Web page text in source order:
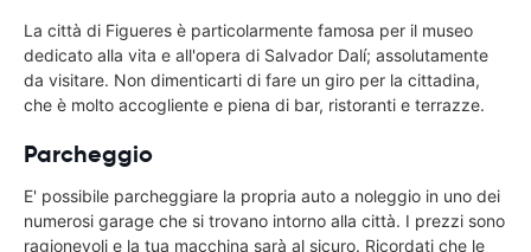
La città di Figueres è particolarmente famosa per il museo
dedicato alla vita e all'opera di Salvador Dalí; assolutamente
da visitare. Non dimenticarti di fare un giro per la cittadina,
che è molto accogliente e piena di bar, ristoranti e terrazze.
Parcheggio
E' possibile parcheggiare la propria auto a noleggio in uno dei
numerosi garage che si trovano intorno alla città. I prezzi sono
ragionevoli e la tua macchina sarà al sicuro. Ricordati che le